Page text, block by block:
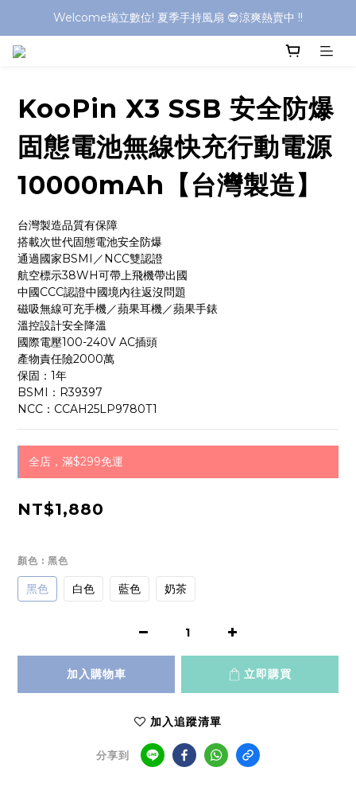
Welcome瑞立數位! 夏季手持風扇 😎涼爽熱賣中 !!
Welcome瑞立數位! 夏季手持風扇 😎涼爽熱賣中 !!
Welcome瑞立數位! 夏季手持風扇 😎涼爽熱賣中 !!
KooPin X3 SSB 安全防爆
固態電池無線快充行動電源
10000mAh【台灣製造】
台灣製造品質有保障
搭載次世代固態電池安全防爆
通過國家BSMI／NCC雙認證
航空標示38WH可帶上飛機帶出國
中國CCC認證中國境內往返沒問題
磁吸無線可充手機／蘋果耳機／蘋果手錶
溫控設計安全降溫
國際電壓100-240V AC插頭
產物責任險2000萬
保固：1年
BSMI：R39397
NCC：CCAH25LP9780T1
全店，滿$299免運
NT$1,880
顏色 : 黑色
黑色 白色 藍色 奶茶
加入購物車 立即購買
加入追蹤清單
分享到